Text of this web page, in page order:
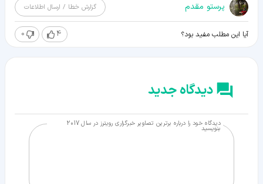
پرستو مقدم گزارش خطا / ارسال اطلاعات
آیا این مطلب مفید بود؟ 4
0
دیدگاه جدید
دیدگاه خود را درباره برترین تصاویر خبرگزاری رویترز در سال 2017
بنویسید